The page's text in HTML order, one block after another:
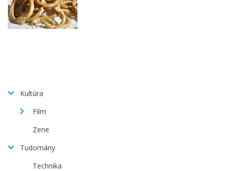
Kultúra
Film
Zene
Tudomány
Technika